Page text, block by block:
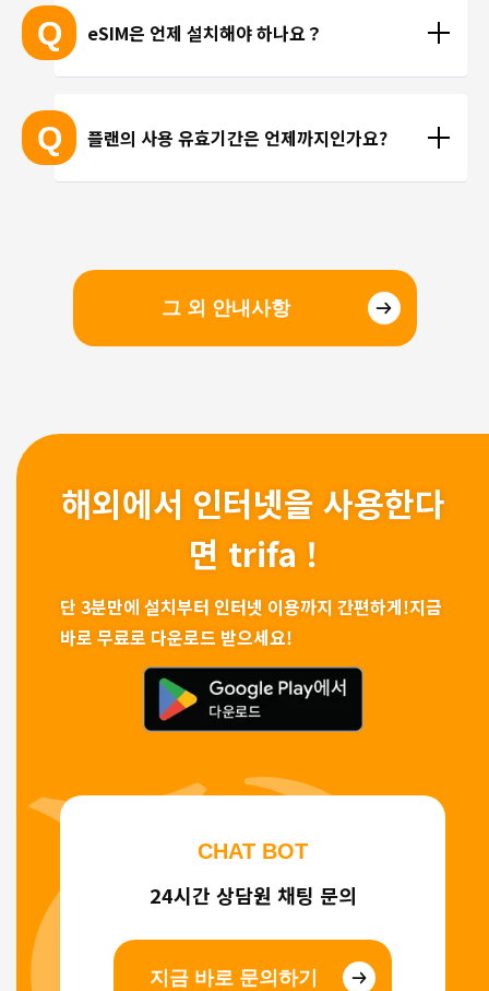
※ 고객님의 기기가 eSIM을 지원하는지 여부에 대해
서는 개별 문의를 통해 확인해 드리지 않습니다.
고 있지 않습니다. 카카오톡, 인스타그램 등 인터넷 회
선을 이용한 통화를 이용해 주시기 바랍니다.
Q eSIM은 언제 설치해야 하나요？
하셔도 괜찮습니다. 현지 공항의 와이파이 속도가 걱
정되시는 분들은 국내에서 설치 및 설정을 완료하고,
현지에서 eSIM만 전환하는 방법을 추천해 드립니다.
Q 플랜의 사용 유효기간은 언제까지인가요?
그 외 안내사항
해외에서 인터넷을 사용한다
면 trifa !
단 3분만에 설치부터 인터넷 이용까지 간편하게!지금
바로 무료로 다운로드 받으세요!
CHAT BOT
24시간 상담원 채팅 문의
지금 바로 문의하기